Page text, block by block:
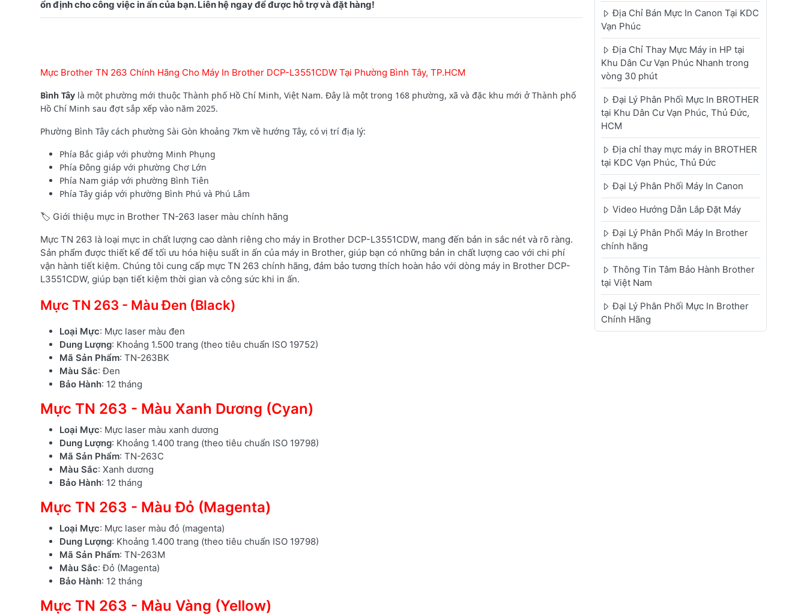
Mực Brother TN 263 Chính Hãng Cho Máy In Brother DCP-L3551CDW Tại Phường Bình Tây, TP.HCM
Bình Tây là một phường mới thuộc Thành phố Hồ Chí Minh, Việt Nam. Đây là một trong 168 phường, xã và đặc khu mới ở Thành phố
Hồ Chí Minh sau đợt sắp xếp vào năm 2025.
Phường Bình Tây cách phường Sài Gòn khoảng 7km về hướng Tây, có vị trí địa lý:
Phía Bắc giáp với phường Minh Phụng
Phía Đông giáp với phường Chợ Lớn
Phía Nam giáp với phường Bình Tiên
Phía Tây giáp với phường Bình Phú và Phú Lâm
🏷️ Giới thiệu mực in Brother TN-263 laser màu chính hãng
Mực TN 263 là loại mực in chất lượng cao dành riêng cho máy in Brother DCP-L3551CDW, mang đến bản in sắc nét và rõ ràng.
Sản phẩm được thiết kế để tối ưu hóa hiệu suất in ấn của máy in Brother, giúp bạn có những bản in chất lượng cao với chi phí
vận hành tiết kiệm. Chúng tôi cung cấp mực TN 263 chính hãng, đảm bảo tương thích hoàn hảo với dòng máy in Brother DCP-
L3551CDW, giúp bạn tiết kiệm thời gian và công sức khi in ấn.
Mực TN 263 - Màu Đen (Black)
Loại Mực: Mực laser màu đen
Dung Lượng: Khoảng 1.500 trang (theo tiêu chuẩn ISO 19752)
Mã Sản Phẩm: TN-263BK
Màu Sắc: Đen
Bảo Hành: 12 tháng
Mực TN 263 - Màu Xanh Dương (Cyan)
Loại Mực: Mực laser màu xanh dương
Dung Lượng: Khoảng 1.400 trang (theo tiêu chuẩn ISO 19798)
Mã Sản Phẩm: TN-263C
Màu Sắc: Xanh dương
Bảo Hành: 12 tháng
Mực TN 263 - Màu Đỏ (Magenta)
Loại Mực: Mực laser màu đỏ (magenta)
Dung Lượng: Khoảng 1.400 trang (theo tiêu chuẩn ISO 19798)
Mã Sản Phẩm: TN-263M
Màu Sắc: Đỏ (Magenta)
Bảo Hành: 12 tháng
Mực TN 263 - Màu Vàng (Yellow)
Địa Chỉ Bán Mực In Canon Tại KDC
Vạn Phúc
Địa Chỉ Thay Mực Máy in HP tại
Khu Dân Cư Vạn Phúc Nhanh trong
vòng 30 phút
Đại Lý Phân Phối Mực In BROTHER
tại Khu Dân Cư Vạn Phúc, Thủ Đức,
HCM
Địa chỉ thay mực máy in BROTHER
tại KDC Vạn Phúc, Thủ Đức
Đại Lý Phân Phối Máy In Canon
Video Hướng Dẫn Lắp Đặt Máy
Đại Lý Phân Phối Máy In Brother
chính hãng
Thông Tin Tâm Bảo Hành Brother
tại Việt Nam
Đại Lý Phân Phối Mực In Brother
Chính Hãng